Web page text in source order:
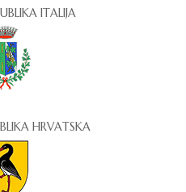
ITALIJA
HRVATSKA